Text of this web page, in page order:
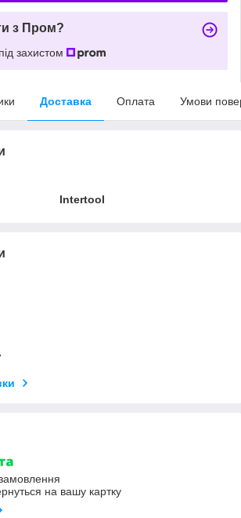
з Пром?
захистом
Доставка Оплата Умови
Intertool
на вашу картку